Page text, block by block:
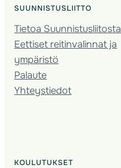
SUUNNISTUSLIITTO
Tietoa Suunnistusliitosta
Eettiset reitinvalinnat ja
ympäristö
Palaute
Yhteystiedot
KOULUTUKSET